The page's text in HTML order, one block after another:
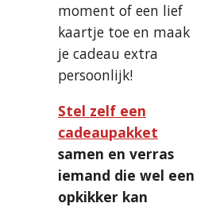
moment of een lief
kaartje toe en maak
je cadeau extra
persoonlijk!
Stel zelf een
cadeaupakket
samen en verras
iemand die wel een
opkikker kan